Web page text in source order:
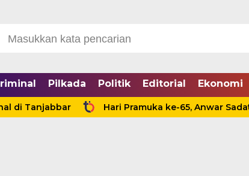
Pilkada Politik Editorial Ekonomi
Hari Pramuka ke-65, Anwar Sadat Ajak